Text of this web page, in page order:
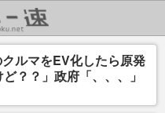
ルマをEV化したら原発
？？」政府「、、、」